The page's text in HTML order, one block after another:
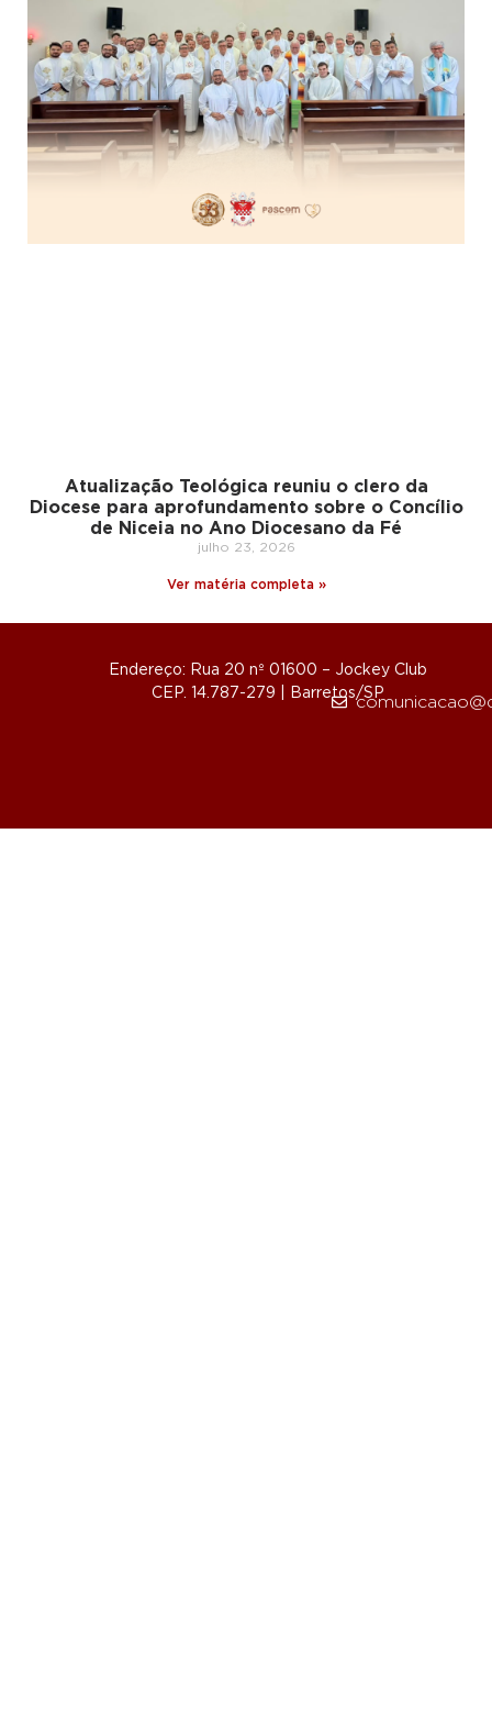
Atualização Teológica reuniu o clero da
Diocese para aprofundamento sobre o Concílio
de Niceia no Ano Diocesano da Fé
julho 23, 2026
Ver matéria completa »
Endereço: Rua 20 nº 01600 – Jockey Club
CEP. 14.787-279 | Barretos/SP